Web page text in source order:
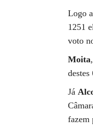
Logo
1251
voto
Moita
Já
fazem